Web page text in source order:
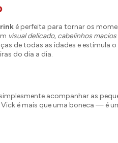
é perfeita para tornar os
visual delicado, cabelinhos macios
de todas as idades e estimula
do dia a dia.
acompanhar as
é mais que uma boneca — é